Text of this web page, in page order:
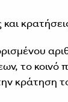
και
το κοινό
κράτηση